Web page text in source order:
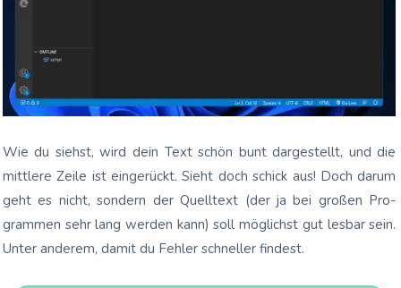
Wie du siehst, wird dein Text schön bunt dar­ge­stellt, und die
mitt­le­re Zei­le ist ein­ge­rückt. Sieht doch schick aus! Doch dar­um
geht es nicht, son­dern der Quell­text (der ja bei gro­ßen Pro­
gram­men sehr lang wer­den kann) soll mög­lichst gut les­bar sein.
Unter ande­rem, damit du Feh­ler schnel­ler findest.